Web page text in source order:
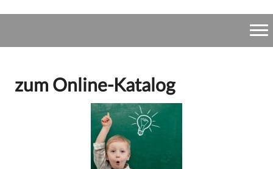
zum Online-Katalog